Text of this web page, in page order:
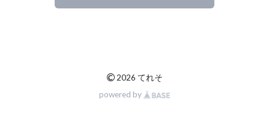
© 2026 てれそ
powered by